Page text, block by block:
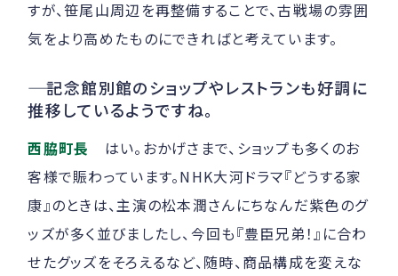
すが、笹尾山周辺を再整備することで、古戦場の雰囲
気をより高めたものにできればと考えています。
――記念館別館のショップやレストランも好調に
推移しているようですね。
西脇町長
はい。おかげさまで、ショップも多くのお
客様で賑わっています。NHK大河ドラマ『どうする家
康』のときは、主演の松本潤さんにちなんだ紫色のグ
ッズが多く並びましたし、今回も『豊臣兄弟！』に合わ
せたグッズをそろえるなど、随時、商品構成を変えな